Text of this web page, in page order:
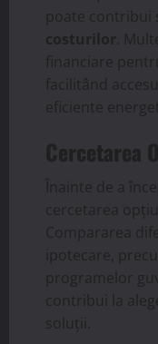
poate contribui
costurilor .
financiare
facilitând
eficiente
Cercetarea
Înainte de a
cercetarea
Compararea
ipotecare,
programelor
contribui la
soluții.